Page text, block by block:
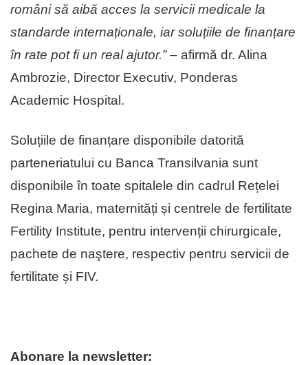
români să aibă acces la servicii medicale la
standarde internaționale, iar soluțiile de finanțare
în rate pot fi un real ajutor.” – afirmă dr. Alina
Ambrozie, Director Executiv, Ponderas
Academic Hospital.
Soluțiile de finanțare disponibile datorită
parteneriatului cu Banca Transilvania sunt
disponibile în toate spitalele din cadrul Rețelei
Regina Maria, maternități și centrele de fertilitate
Fertility Institute, pentru intervenții chirurgicale,
pachete de naştere, respectiv pentru servicii de
fertilitate și FIV.
Abonare la newsletter: